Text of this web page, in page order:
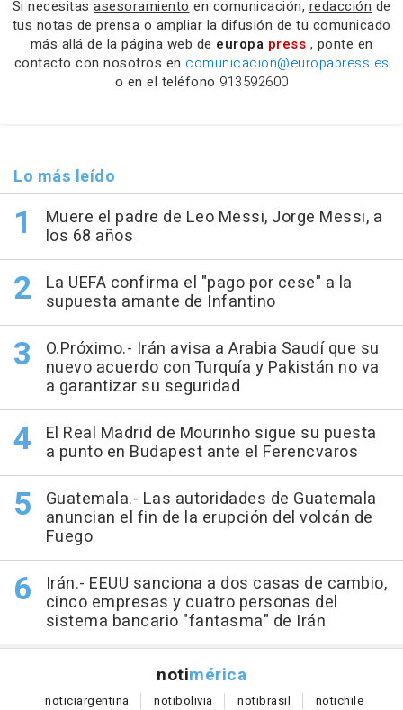
Si necesitas asesoramiento en comunicación, redacción de
tus notas de prensa o ampliar la difusión de tu comunicado
más allá de la página web de europa press , ponte en
contacto con nosotros en comunicacion@europapress.es
o en el teléfono 913592600
Lo más leído
Muere el padre de Leo Messi, Jorge Messi, a
los 68 años
La UEFA confirma el "pago por cese" a la
supuesta amante de Infantino
O.Próximo.- Irán avisa a Arabia Saudí que su
nuevo acuerdo con Turquía y Pakistán no va
a garantizar su seguridad
El Real Madrid de Mourinho sigue su puesta
a punto en Budapest ante el Ferencvaros
Guatemala.- Las autoridades de Guatemala
anuncian el fin de la erupción del volcán de
Fuego
Irán.- EEUU sanciona a dos casas de cambio,
cinco empresas y cuatro personas del
sistema bancario "fantasma" de Irán
notimérica
noticiargentina notibolivia notibrasil notichile